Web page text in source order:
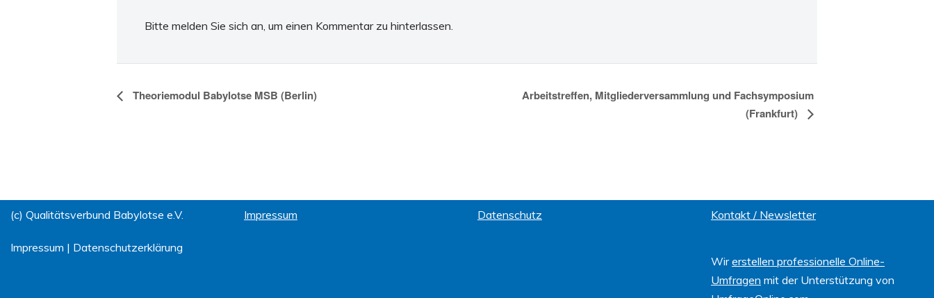
Bitte melden Sie sich an, um einen Kommentar zu hinterlassen.
Veranstaltung-
Theoriemodul Babylotse MSB (Berlin)
Arbeitstreffen, Mitgliederversammlung und Fachsymposium
(Frankfurt)
(c) Qualitätsverbund Babylotse e.V.
Impressum | Datenschutzerklärung
Impressum Datenschutz Kontakt / Newsletter
Wirerstellen professionelle Online-
Umfragen mit der Unterstützung von